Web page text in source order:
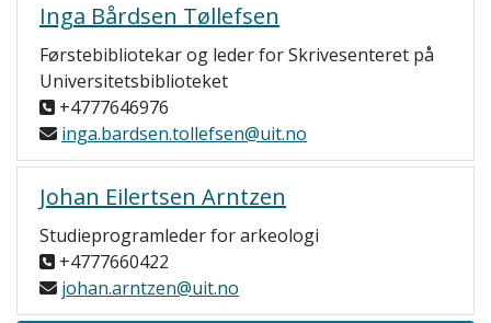
Inga Bårdsen Tøllefsen
Førstebibliotekar og leder for Skrivesenteret på
Universitetsbiblioteket
+4777646976
inga.bardsen.tollefsen@uit.no
Johan Eilertsen Arntzen
Studieprogramleder for arkeologi
+4777660422
johan.arntzen@uit.no